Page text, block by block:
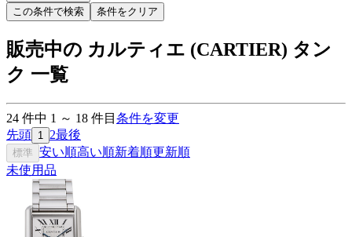
この条件で検索
条件をクリア
販売中の カルティエ (CARTIER) タン
ク 一覧
24 件中 1 ～ 18 件目 条件を変更
先頭 1 2最後
標準 安い順高い順新着順更新順
未使用品